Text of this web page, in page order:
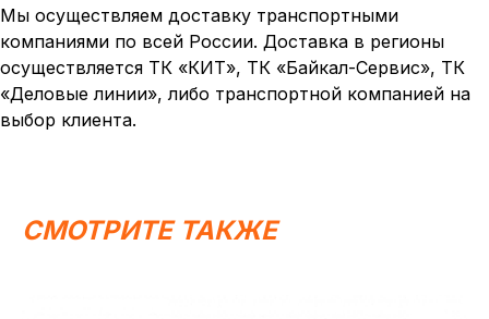
Мы осуществляем доставку транспортными
компаниями по всей России. Доставка в регионы
осуществляется ТК «КИТ», ТК «Байкал-Сервис», ТК
«Деловые линии», либо транспортной компанией на
выбор клиента.
СМОТРИТЕ ТАКЖЕ